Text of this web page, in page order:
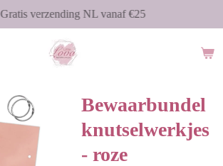
Gratis verzending NL vanaf €25
Bewaarbundel
knutselwerkjes
- roze